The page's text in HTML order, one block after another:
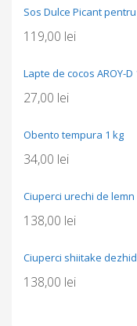
Sos Dulce Picant
119,00 lei
Lapte de cocos AROY-D
27,00 lei
Obento tempura 1 kg
34,00 lei
Ciuperci urechi de lemn
138,00 lei
Ciuperci shiitake
138,00 lei